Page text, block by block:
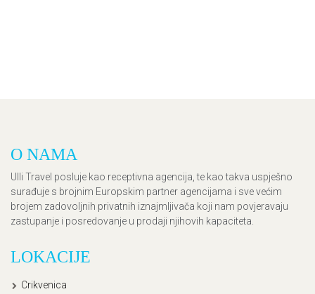
O NAMA
Ulli Travel posluje kao receptivna agencija, te kao takva uspješno
surađuje s brojnim Europskim partner agencijama i sve većim
brojem zadovoljnih privatnih iznajmljivača koji nam povjeravaju
zastupanje i posredovanje u prodaji njihovih kapaciteta.
LOKACIJE
Crikvenica